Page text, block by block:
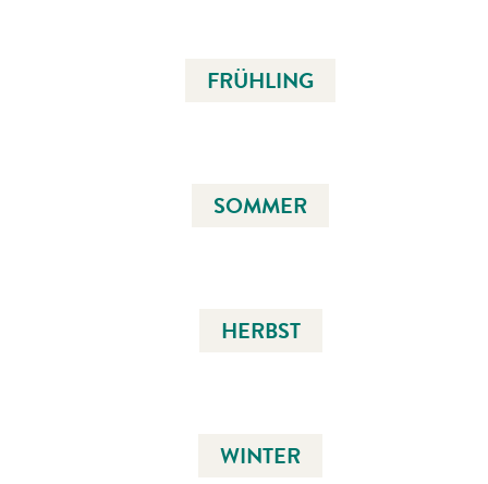
FRÜHLING
SOMMER
HERBST
WINTER